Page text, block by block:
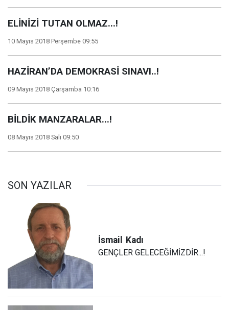
ELİNİZİ TUTAN OLMAZ...!
10 Mayıs 2018 Perşembe 09:55
HAZİRAN’DA DEMOKRASİ SINAVI..!
09 Mayıs 2018 Çarşamba 10:16
BİLDİK MANZARALAR...!
08 Mayıs 2018 Salı 09:50
SON YAZILAR
İsmail Kadı
GENÇLER GELECEĞİMİZDİR...!